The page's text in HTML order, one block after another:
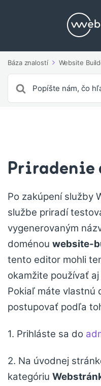
Báza znalostí Website
pre
Priradenie
Po zakúpení služby
službe priradí
vygenerovaným
doménou website-
tento editor mohli
okamžite používať
Pokiaľ máte vlastnú
postupovať podľa
1. Prihláste sa do
2. Na úvodnej
kategóriu